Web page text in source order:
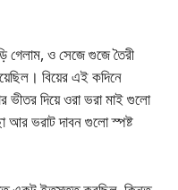
গেলাম, ও সেজে গুজে তৈরী
বিয়ের এই কদিনে
ভীতর দিয়ে ওরা ভরা মাই গুলো
আর ভরাট দাবন গুলো স্পষ্ট